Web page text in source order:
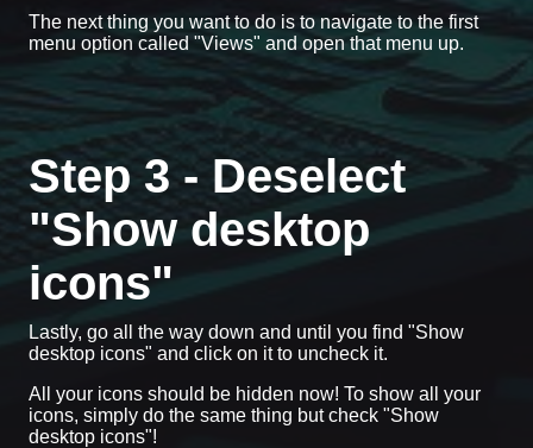
The next thing you want to do is to navigate to the first
menu option called "Views" and open that menu up.
Step 3 - Deselect
"Show desktop
icons"
Lastly, go all the way down and until you find "Show
desktop icons" and click on it to uncheck it.
All your icons should be hidden now! To show all your
icons, simply do the same thing but check "Show
desktop icons"!